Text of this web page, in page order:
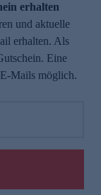
erhalten
und aktuelle
erhalten. Als
Eine
Mails möglich.